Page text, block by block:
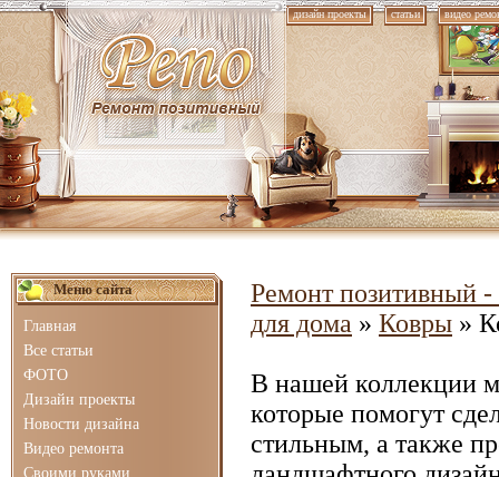
дизайн проекты статьи видео
Меню сайта
Главная
Все статьи
ФОТО
Дизайн проекты
Новости дизайна
Видео ремонта
Своими руками
Ремонт позитивный -
для дома » Ковры »
В нашей коллекции
которые помогут
стильным, а также